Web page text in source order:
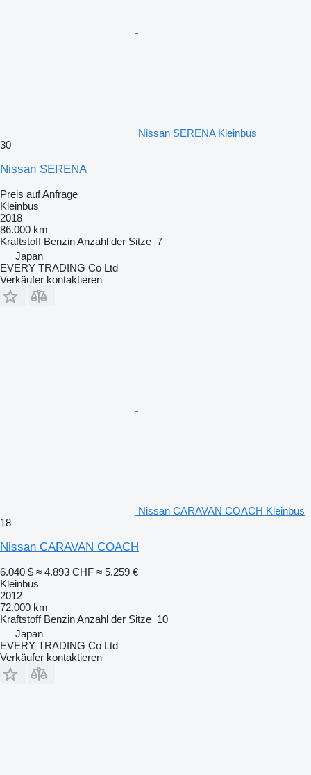
Nissan SERENA Kleinbus
30
Nissan SERENA
Preis auf Anfrage
Kleinbus
2018
86.000 km
Kraftstoff BenzinAnzahl der Sitze 7
Japan
EVERY TRADING Co Ltd
Verkäufer kontaktieren
Nissan CARAVAN COACH Kleinbus
18
Nissan CARAVAN COACH
6.040 $ ≈ 4.893 CHF ≈ 5.259 €
Kleinbus
2012
72.000 km
Kraftstoff BenzinAnzahl der Sitze 10
Japan
EVERY TRADING Co Ltd
Verkäufer kontaktieren